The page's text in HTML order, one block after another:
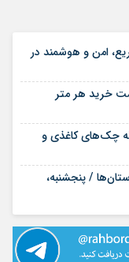
امن و هوشمند در
خرید هر متر
تکلیف ۸۰ درصد برگه چک‌های کاغذی و
/ پنجشنبه،